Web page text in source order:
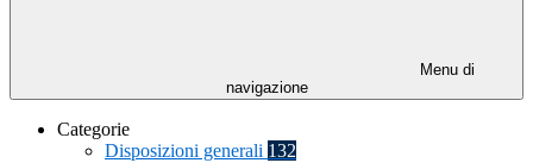
Menu di
navigazione
Categorie
Disposizioni generali 132